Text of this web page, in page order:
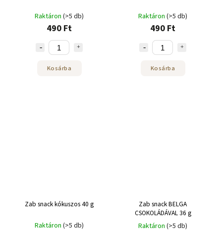
Raktáron (>5 db)
490 Ft
Kosárba
Raktáron (>5 db)
490 Ft
Kosárba
Zab snack kókuszos 40 g
Raktáron (>5 db)
Zab snack BELGA
CSOKOLÁDÁVAL 36 g
Raktáron (>5 db)